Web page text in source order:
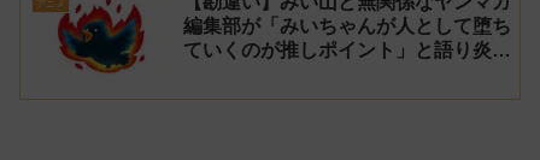
アニメ
編集部が「みいちゃんが人として堕ち
ていくのが推しポイント」と語り炎上
ス】